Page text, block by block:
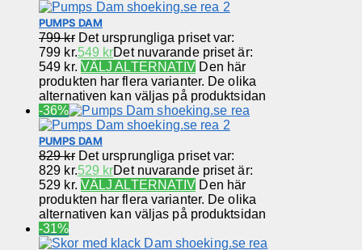
PUMPS DAM
799kr Det ursprungliga priset var:
799 kr.549 krDet nuvarande priset är:
549 kr. VÄLJ ALTERNATIV Den här
produkten har flera varianter. De olika
alternativen kan väljas på produktsidan
-36%
PUMPS DAM
829kr Det ursprungliga priset var:
829 kr.529 krDet nuvarande priset är:
529 kr. VÄLJ ALTERNATIV Den här
produkten har flera varianter. De olika
alternativen kan väljas på produktsidan
-31%